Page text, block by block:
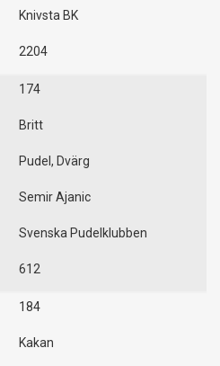
Knivsta BK
2204
174
Britt
Pudel, Dvärg
Semir Ajanic
Svenska Pudelklubben
612
184
Kakan